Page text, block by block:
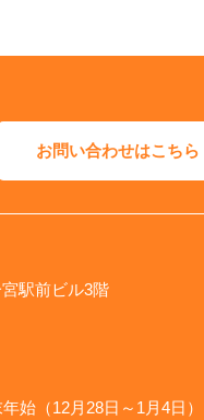
お問い合わせはこちら
駅前ビル3階
始（12月28日～1月4日）